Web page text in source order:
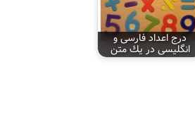
درج اعداد فارسی و
انگلیسی در یك متن